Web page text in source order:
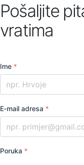
Pošaljite
vratima
Ime *
E-mail adresa *
Poruka *